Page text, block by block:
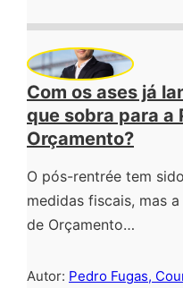
Com os ases já
que sobra para a
Orçamento?
O pós-rentrée tem
medidas fiscais, mas
de Orçamento…
Autor: Pedro Fugas,